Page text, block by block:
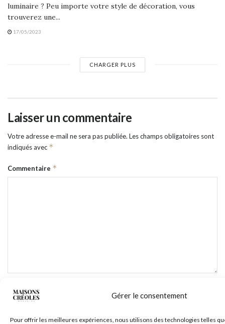
Gérer le consentement
Pour offrir les meilleures expériences, nous utilisons des technologies telles
luminaire ? Peu importe votre style de décoration, vous
trouverez une...
17/05/2023
CHARGER PLUS
Laisser un commentaire
Votre adresse e-mail ne sera pas publiée. Les champs obligatoires sont
indiqués avec *
Commentaire *
Nom*